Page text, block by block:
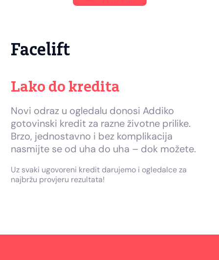
Facelift
Lako do kredita
Novi odraz u ogledalu donosi Addiko
gotovinski kredit za razne životne prilike.
Brzo, jednostavno i bez komplikacija
nasmijte se od uha do uha – dok možete.
Uz svaki ugovoreni kredit darujemo i ogledalce za
najbržu provjeru rezultata!